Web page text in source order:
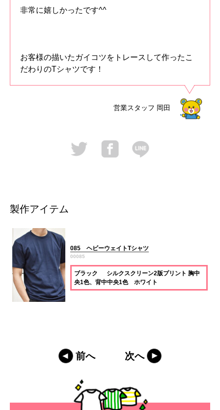
非常に嬉しかったです^^
お客様の描いたガイコツをトレースして作ったこ
だわりのTシャツです！
営業スタッフ 岡田
製作アイテム
085 ヘビーウェイトTシャツ
00085
ブラック シルクスクリーン2版プリント 胸中
央1色、背中中央1色 ホワイト
前へ 次へ